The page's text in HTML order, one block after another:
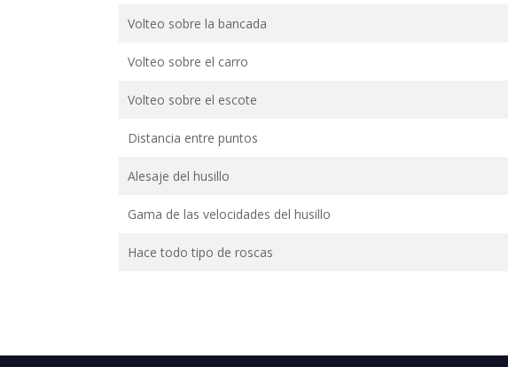
Volteo sobre la bancada
Volteo sobre el carro
Volteo sobre el escote
Distancia entre puntos
Alesaje del husillo
Gama de las velocidades del husillo
Hace todo tipo de roscas